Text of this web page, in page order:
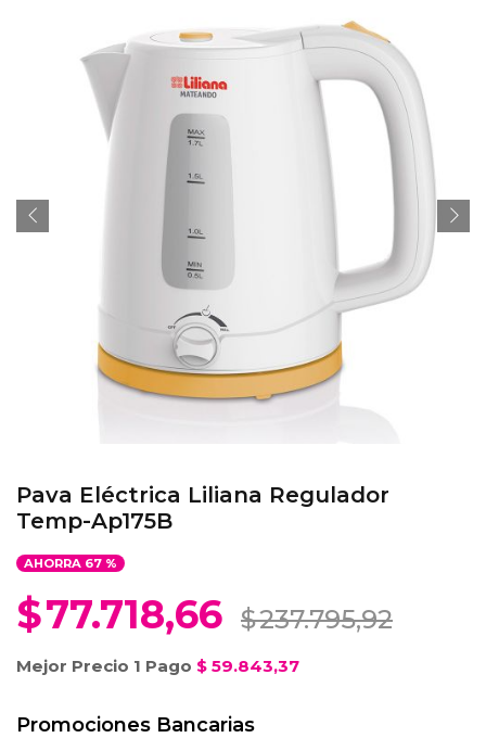
Pava Eléctrica Liliana Regulador
Temp-Ap175B
AHORRA 67%
$77.718,66 $237.795,92
Mejor Precio 1 Pago $ 59.843,37
Promociones Bancarias